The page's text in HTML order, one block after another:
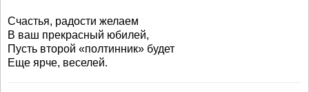
Счастья, радости желаем
В ваш прекрасный юбилей,
Пусть второй «полтинник» будет
Еще ярче, веселей.